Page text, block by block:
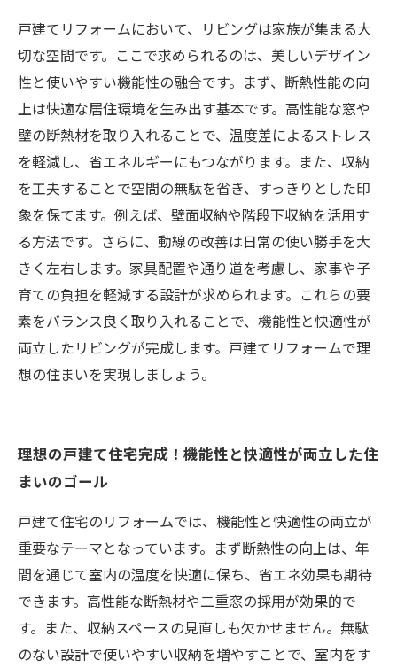
戸建てリフォームにおいて、リビングは家族が集まる大
切な空間です。ここで求められるのは、美しいデザイン
性と使いやすい機能性の融合です。まず、断熱性能の向
上は快適な居住環境を生み出す基本です。高性能な窓や
壁の断熱材を取り入れることで、温度差によるストレス
を軽減し、省エネルギーにもつながります。また、収納
を工夫することで空間の無駄を省き、すっきりとした印
象を保てます。例えば、壁面収納や階段下収納を活用す
る方法です。さらに、動線の改善は日常の使い勝手を大
きく左右します。家具配置や通り道を考慮し、家事や子
育ての負担を軽減する設計が求められます。これらの要
素をバランス良く取り入れることで、機能性と快適性が
両立したリビングが完成します。戸建てリフォームで理
想の住まいを実現しましょう。
理想の戸建て住宅完成！機能性と快適性が両立した住
まいのゴール
戸建て住宅のリフォームでは、機能性と快適性の両立が
重要なテーマとなっています。まず断熱性の向上は、年
間を通じて室内の温度を快適に保ち、省エネ効果も期待
できます。高性能な断熱材や二重窓の採用が効果的で
す。また、収納スペースの見直しも欠かせません。無駄
のない設計で使いやすい収納を増やすことで、室内をす